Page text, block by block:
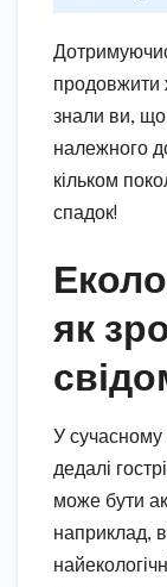
продовжити
знали ви, що
належного
кільком
спадок!
як
У сучасному
дедалі
може бути
наприклад,